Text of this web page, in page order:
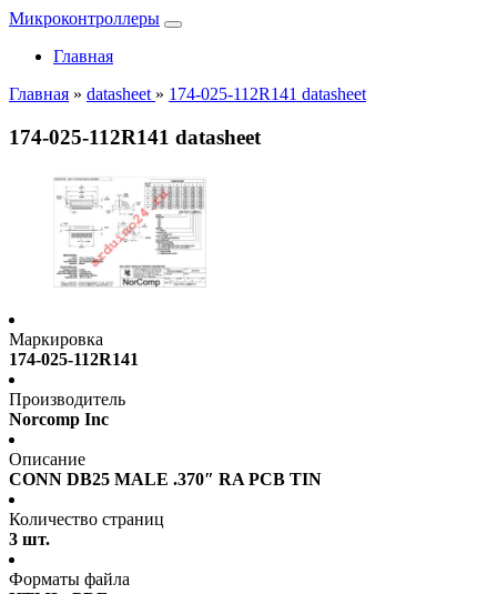
Микроконтроллеры
Главная
Главная » datasheet » 174-025-112R141 datasheet
174-025-112R141 datasheet
Маркировка
174-025-112R141
Производитель
Norcomp Inc
Описание
CONN DB25 MALE .370″ RA PCB TIN
Количество страниц
3 шт.
Форматы файла